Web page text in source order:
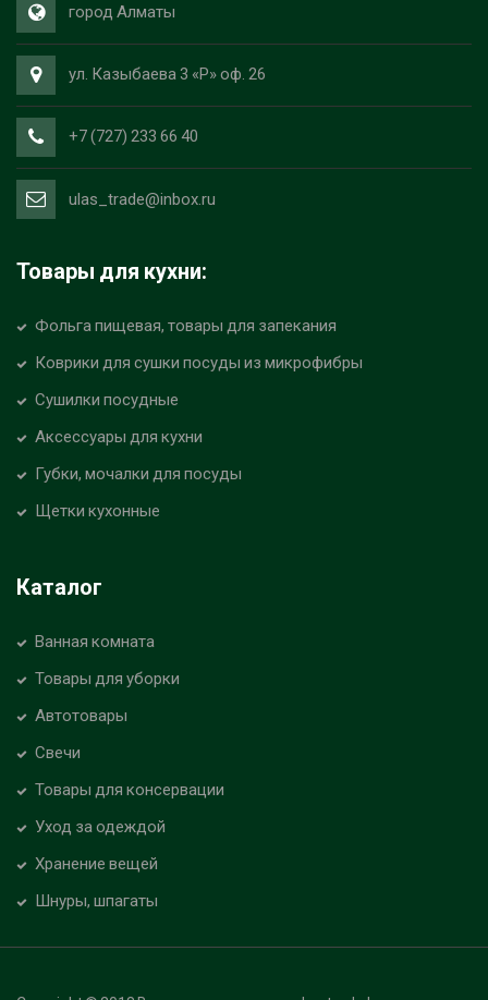
город Алматы
ул. Казыбаева 3 «Р» оф. 26
+7 (727) 233 66 40
ulas_trade@inbox.ru
Товары для кухни:
Фольга пищевая, товары для запекания
Коврики для сушки посуды из микрофибры
Сушилки посудные
Аксессуары для кухни
Губки, мочалки для посуды
Щетки кухонные
Каталог
Ванная комната
Товары для уборки
Автотовары
Свечи
Товары для консервации
Уход за одеждой
Хранение вещей
Шнуры, шпагаты